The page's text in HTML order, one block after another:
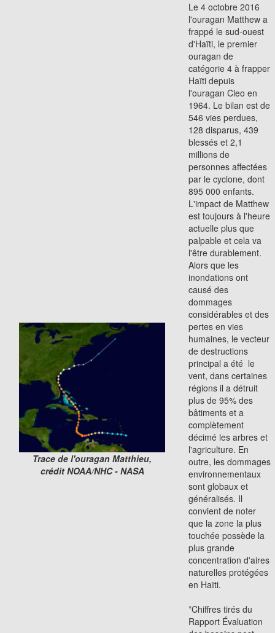
Trace de l'ouragan Matthieu,
crédit NOAA/NHC - NASA
Le 4 octobre 2016
l'ouragan Matthew a
frappé le sud-ouest
d'Haïti, le premier
ouragan de
catégorie 4 à frapper
Haïti depuis
l'ouragan Cleo en
1964. Le bilan est de
546 vies perdues,
128 disparus, 439
blessés et 2,1
millions de
personnes affectées
par le cyclone, dont
895 000 enfants.
L'impact de Matthew
est toujours à l'heure
actuelle plus que
palpable et cela va
l'être durablement.
Alors que les
inondations ont
causé des
dommages
considérables et des
pertes en vies
humaines, le vecteur
de destructions
principal a été le
vent, dans certaines
régions il a détruit
plus de 95% des
bâtiments et a
complètement
décimé les arbres et
l'agriculture. En
outre, les dommages
environnementaux
sont globaux et
généralisés. Il
convient de noter
que la zone la plus
touchée possède la
plus grande
concentration d'aires
naturelles protégées
en Haïti.
*Chiffres tirés du
Rapport Évaluation